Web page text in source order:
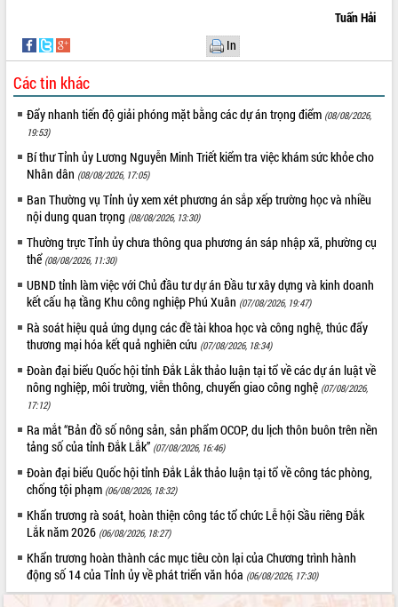
vùng trồng và doanh nghiệp đóng gói
sầu riêng tại Đắk Lắk
Trình diễn nghệ thuật chế biến các
món ăn từ sầu riêng
Đắk Lắk công bố Quy hoạch và xúc
tiến đầu tư tỉnh
Ngành cá ngừ Đắk Lắk chủ động thích
ứng để giữ vững thị trường xuất khẩu
Diễn đàn Kinh tế tư nhân Việt Nam đột
phá cơ chế - Hợp tác công tư
Đề án 06 tạo bước ngoặt đột phá trong
cải cách hành chính tỉnh Đắk Lắk
Kết nối tour, đẩy mạnh chuyển đổi số
để phát triển du lịch Đắk Lắk
Khởi động Dự án Đầu tư xây dựng hạ
tầng kỹ thuật Cụm công nghiệp Tân
Gặp mặt các cơ quan báo chí nhân Kỷ
niệm 101 năm Ngày Báo chí Cách
mạng Việt Nam
Đắk Lắk sơ kết 4 năm triển khai thực
hiện Đề án 06 của Chính phủ
Họp báo thông tin về Hội nghị Công bố
Quy hoạch và Xúc tiến đầu tư tỉnh Đắk
Lắk
Khơi thông điểm nghẽn, đẩy nhanh
giải ngân vốn khắc phục thiên tai
HĐND tỉnh thông qua điều chỉnh Quy
hoạch tỉnh thời kỳ 2021-2030
Tuấn Hải
In
Các tin khác
Đẩy nhanh tiến độ giải phóng mặt bằng các dự án trọng điểm (08/08/2026,
19:53)
Bí thư Tỉnh ủy Lương Nguyễn Minh Triết kiểm tra việc khám sức khỏe cho
Nhân dân (08/08/2026, 17:05)
Ban Thường vụ Tỉnh ủy xem xét phương án sắp xếp trường học và nhiều
nội dung quan trọng (08/08/2026, 13:30)
Thường trực Tỉnh ủy chưa thông qua phương án sáp nhập xã, phường cụ
thể (08/08/2026, 11:30)
UBND tỉnh làm việc với Chủ đầu tư dự án Đầu tư xây dựng và kinh doanh
kết cấu hạ tầng Khu công nghiệp Phú Xuân (07/08/2026, 19:47)
Rà soát hiệu quả ứng dụng các đề tài khoa học và công nghệ, thúc đẩy
thương mại hóa kết quả nghiên cứu (07/08/2026, 18:34)
Đoàn đại biểu Quốc hội tỉnh Đắk Lắk thảo luận tại tổ về các dự án luật về
nông nghiệp, môi trường, viễn thông, chuyển giao công nghệ (07/08/2026,
17:12)
Ra mắt “Bản đồ số nông sản, sản phẩm OCOP, du lịch thôn buôn trên nền
tảng số của tỉnh Đắk Lắk” (07/08/2026, 16:46)
Đoàn đại biểu Quốc hội tỉnh Đắk Lắk thảo luận tại tổ về công tác phòng,
chống tội phạm (06/08/2026, 18:32)
Khẩn trương rà soát, hoàn thiện công tác tổ chức Lễ hội Sầu riêng Đắk
Lắk năm 2026 (06/08/2026, 18:27)
Khẩn trương hoàn thành các mục tiêu còn lại của Chương trình hành
động số 14 của Tỉnh ủy về phát triển văn hóa (06/08/2026, 17:30)